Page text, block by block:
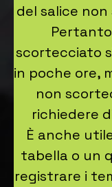
del salice
scortecciato
in poche ore,
non
richiedere
È anche
tabella o un
registrare i